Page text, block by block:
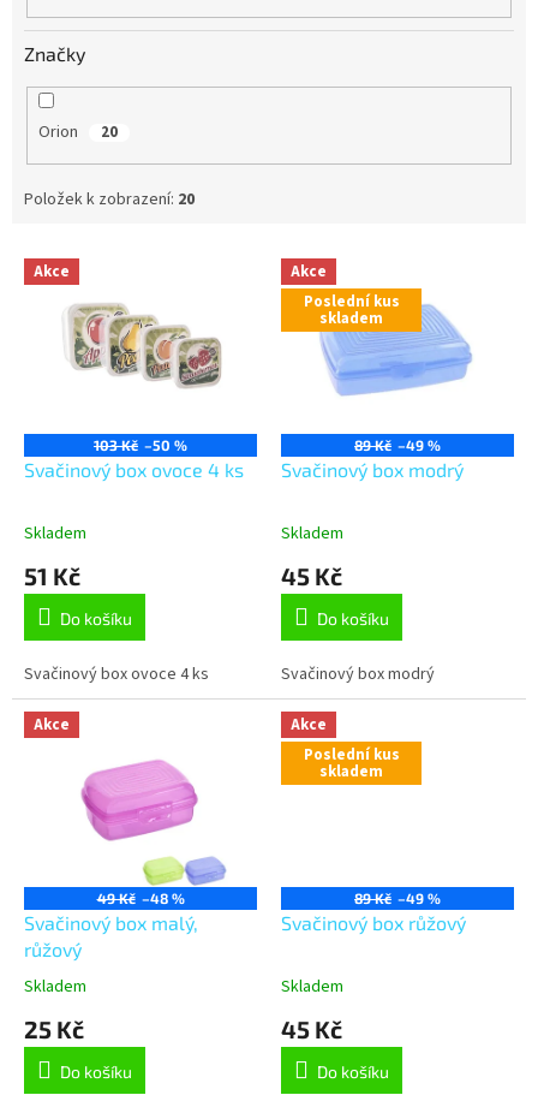
Značky
Orion 20
Položek k zobrazení: 20
V Akce
103 Kč –50 %
Svačinový box ovoce 4 ks
Skladem
51 Kč
Do košíku
Svačinový box ovoce 4 ks
Akce
Poslední kus
skladem
89 Kč –49 %
Svačinový box modrý
Skladem
45 Kč
Do košíku
Svačinový box modrý
Akce
49 Kč –48 %
Svačinový box malý,
růžový
Skladem
25 Kč
Do košíku
Akce
Poslední kus
skladem
89 Kč –49 %
Svačinový box růžový
Skladem
45 Kč
Do košíku